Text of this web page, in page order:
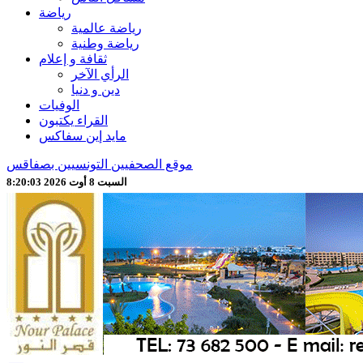
رياضة
رياضة عالمية
رياضة وطنية
ثقافة و إعلام
الرأي الآخر
دين و دنيا
الوفيات
القراء يكتبون
مايد إين سفاكس
موقع الصحفيين التونسيين بصفاقس
السبت 8 أوت 2026 8:20:05